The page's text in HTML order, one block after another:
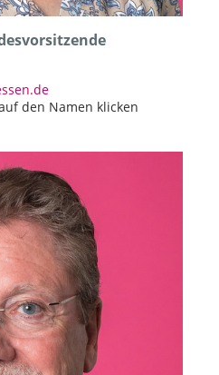
den Namen klicken